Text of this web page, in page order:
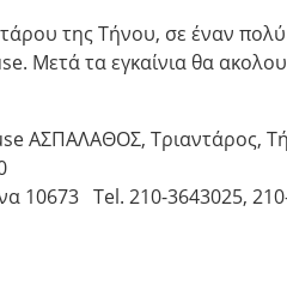
της Τήνου, σε έναν
τα εγκαίνια θα
ΑΣΠΑΛΑΘΟΣ, Τριαντάρος,
10673 Τel. 210-3643025,